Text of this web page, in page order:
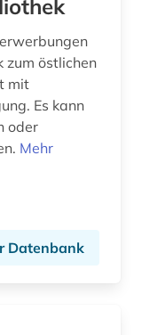
zum östlichen
mit
Es kann
oder
Mehr
Datenbank